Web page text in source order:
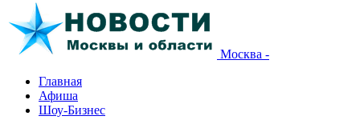
Москва -
Главная
Афиша
Шоу-Бизнес